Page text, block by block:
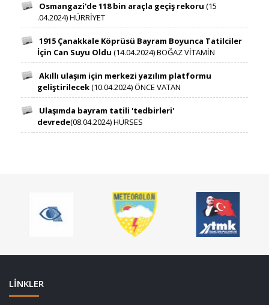
Osmangazi'de 118 bin araçla geçiş rekoru ​​​ (15​
.04.2024​​) HÜRRİYET ​​ ​​​​
1915 Çanakkale Köprüsü Bayram Boyunca Tatilciler
İçin Can Suyu Oldu ​​​ (14.04.2024​​) BOĞAZ VİTAMİN​ ​​ ​​​​
Akıllı ulaşım için merkezi yazılım platformu
geliştirilecek ​​​(10.04.2024​​) ÖNCE VATAN​ ​​ ​​​​
Ulaşımda bayram tatili 'tedbirleri'
devrede(08.04.2024​​) HÜRSES​ ​​ ​​​​
LİNKLER